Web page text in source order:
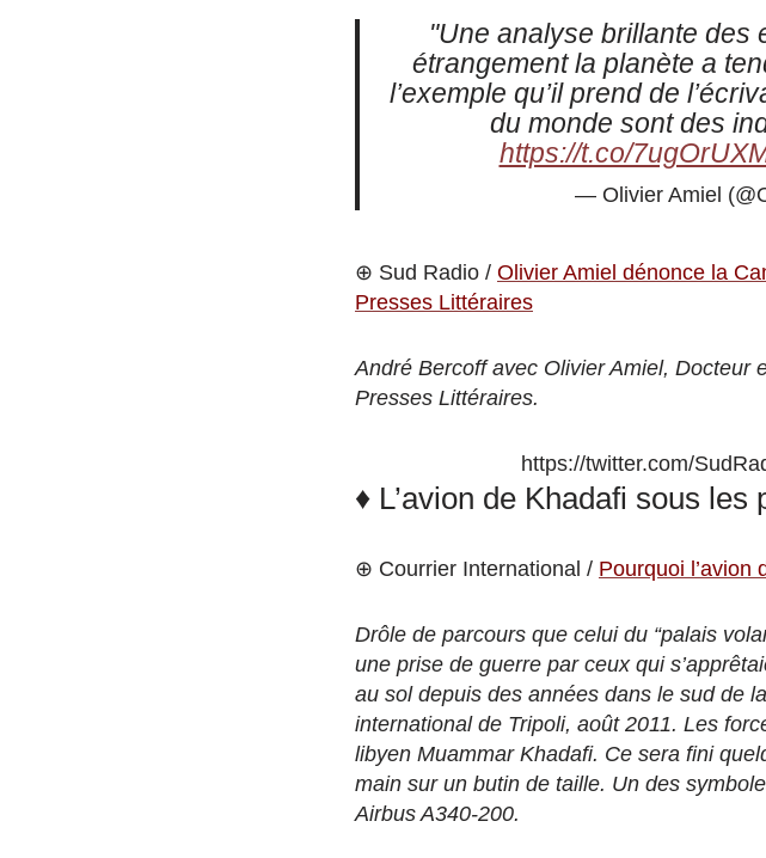
"Une analyse brillante des
étrangement la planète a
l’exemple qu’il prend de
du monde sont des
https://t.co/
— Olivier Amiel
⊕ Sud Radio / Olivier Amiel dénonce la
Presses Littéraires
André Bercoff avec Olivier Amiel, Docteur
Presses Littéraires.
https://twitter.com/
♦ L’avion de Khadafi sous
⊕ Courrier International / Pourquoi l’avion
Drôle de parcours que celui du “palais
une prise de guerre par ceux qui
au sol depuis des années dans le sud de
international de Tripoli, août 2011. Les
libyen Muammar Khadafi. Ce sera fini
main sur un butin de taille. Un des
Airbus A340-200.